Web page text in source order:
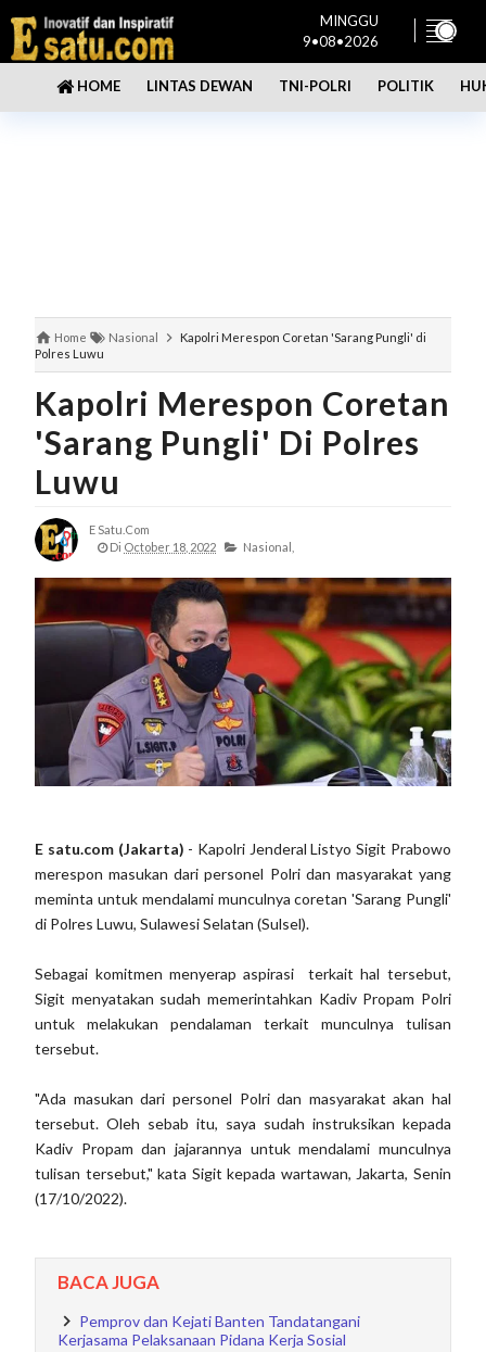
MINGGU
9•08•2026
HOME LINTAS DEWAN TNI-POLRI POLITIK
Home Nasional
Kapolri Merespon Coretan 'Sarang Pungli' di
Polres Luwu
Kapolri Merespon Coretan
'Sarang Pungli' Di Polres
Luwu
E Satu.com
Di October 18, 2022 Nasional,
E satu.com (Jakarta) - Kapolri Jenderal Listyo Sigit Prabowo
merespon masukan dari personel Polri dan masyarakat yang
meminta untuk mendalami munculnya coretan 'Sarang Pungli'
di Polres Luwu, Sulawesi Selatan (Sulsel).
Sebagai komitmen menyerap aspirasi terkait hal tersebut,
Sigit menyatakan sudah memerintahkan Kadiv Propam Polri
untuk melakukan pendalaman terkait munculnya tulisan
tersebut.
"Ada masukan dari personel Polri dan masyarakat akan hal
tersebut. Oleh sebab itu, saya sudah instruksikan kepada
Kadiv Propam dan jajarannya untuk mendalami munculnya
tulisan tersebut," kata Sigit kepada wartawan, Jakarta, Senin
(17/10/2022).
BACA JUGA
Pemprov dan Kejati Banten Tandatangani
Kerjasama Pelaksanaan Pidana Kerja Sosial